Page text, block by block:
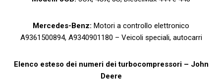
Mercedes-Benz: Motori a controllo elettronico
A9361500894, A9340901180 – Veicoli speciali, autocarri
Elenco esteso dei numeri dei turbocompressori – John
Deere